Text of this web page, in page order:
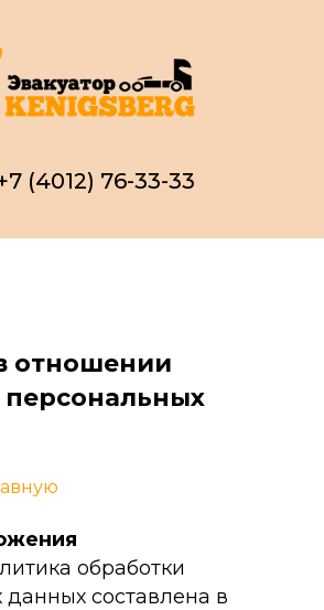
(4012) 76-33-33
отношении
персональных
обработки
составлена в